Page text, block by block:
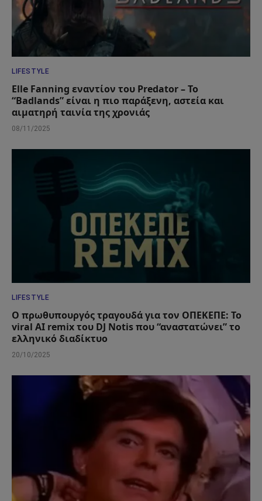
LIFESTYLE
Elle Fanning εναντίον του Predator – Το
“Badlands” είναι η πιο παράξενη, αστεία και
αιματηρή ταινία της χρονιάς
08/11/2025
LIFESTYLE
Ο πρωθυπουργός τραγουδά για τον ΟΠΕΚΕΠΕ: Το
viral AI remix του DJ Notis που “αναστατώνει” το
ελληνικό διαδίκτυο
20/10/2025